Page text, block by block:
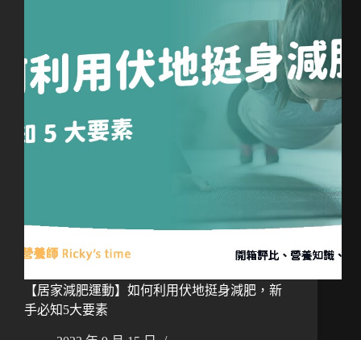
【居家減肥運動】如何利用伏地挺身減肥，新
手必知5大要素